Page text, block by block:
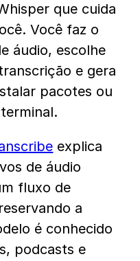
que cuida
Você faz o
áudio, escolhe
e gera
pacotes ou
explica
de áudio
fluxo de
a
é conhecido
podcasts e